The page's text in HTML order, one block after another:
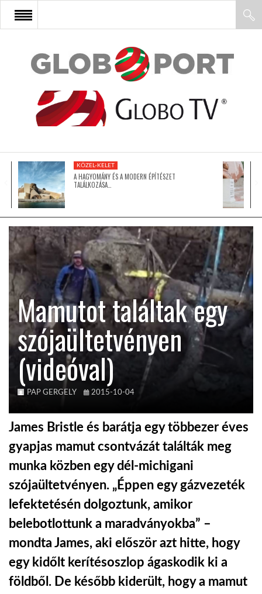
FŐOLDAL
AFRIKA
ÁZSIA
LATIN-AMERIKA
KÖZEL-KELET
AUSZTRÁLIA
A VILÁG ITTHON
HÍR3D
TROPICALMAGAZIN
GLOBOTV
KÖZEL-KELET
A HAGYOMÁNY ÉS A MODERN ÉPÍTÉSZET
TALÁLKOZÁSA…
Mamutot találtak egy
szójaültetvényen
(videóval)
PAP GERGELY 2015-10-04
James Bristle és barátja egy többezer éves
gyapjas mamut csontvázát találták meg
munka közben egy dél-michigani
szójaültetvényen. „Éppen egy gázvezeték
lefektetésén dolgoztunk, amikor
belebotlottunk a maradványokba” –
mondta James, aki először azt hitte, hogy
egy kidőlt kerítésoszlop ágaskodik ki a
földből. De később kiderült, hogy a mamut